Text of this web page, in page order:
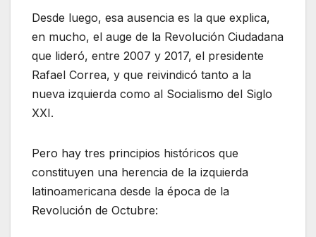
Desde luego, esa ausencia es la que explica,
en mucho, el auge de la Revolución Ciudadana
que lideró, entre 2007 y 2017, el presidente
Rafael Correa, y que reivindicó tanto a la
nueva izquierda como al Socialismo del Siglo
XXI.
Pero hay tres principios históricos que
constituyen una herencia de la izquierda
latinoamericana desde la época de la
Revolución de Octubre: